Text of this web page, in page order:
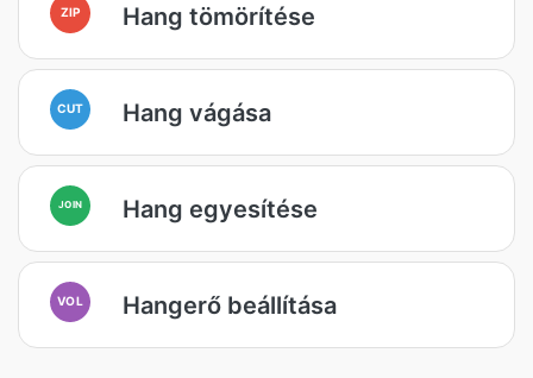
ZIP Hang tömörítése
CUT Hang vágása
JOIN Hang egyesítése
VOL Hangerő beállítása